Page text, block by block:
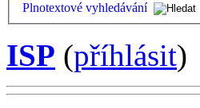
Plnotextové vyhledávání
ISP (příhlásit)